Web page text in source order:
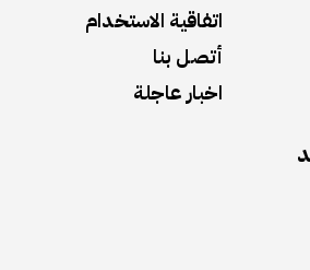
اتفاقية الاستخدام
أتصل بنا
اخبار عاجلة